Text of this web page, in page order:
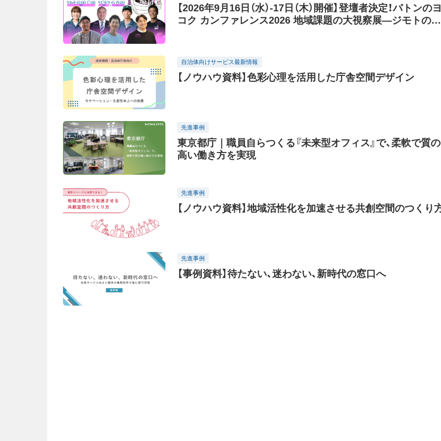
【2026年9月16日（水）-17日（木）開催】登壇者決定！バトンの
コク カンファレンス2026 地域課題の大視察展―ジモトの課
自治体向けサービス最新情報
【ノウハウ資料】色彩心理を活用した庁舎空間デザイン
先進事例
東京都庁｜職員自らつくる『未来型オフィス』で、柔軟で質の
高い働き方を実現
先進事例
【ノウハウ資料】地域活性化を加速させる共創空間のつくり
先進事例
【事例資料】待たない、迷わない、新時代の窓口へ